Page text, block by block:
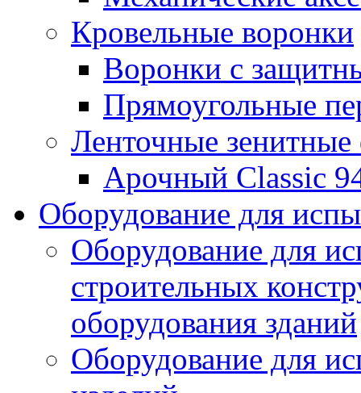
Кровельные воронки
Воронки с
Прямоугольные
Ленточные
Арочный Classic
Оборудование для
Оборудование для
строительных
оборудования зданий
Оборудование для